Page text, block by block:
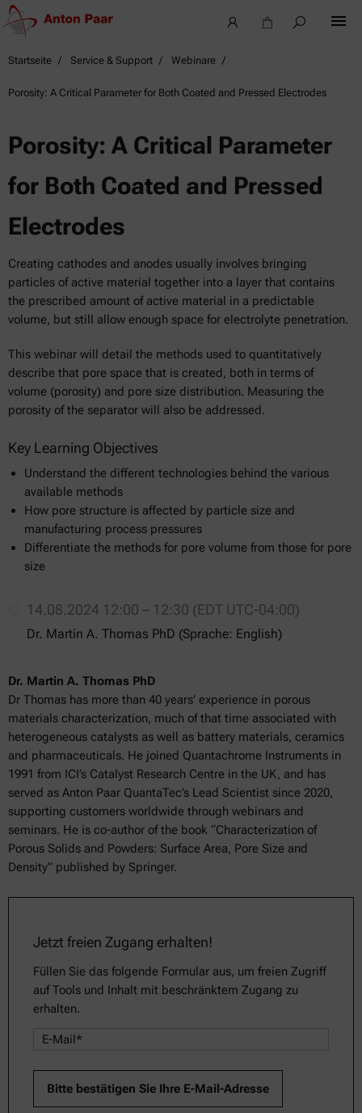
Startseite Service & Support Webinare
Porosity: A Critical Parameter for Both Coated and Pressed Electrodes
Porosity: A Critical Parameter
for Both Coated and Pressed
Electrodes
Creating cathodes and anodes usually involves bringing
particles of active material together into a layer that contains
the prescribed amount of active material in a predictable
volume, but still allow enough space for electrolyte penetration.
This webinar will detail the methods used to quantitatively
describe that pore space that is created, both in terms of
volume (porosity) and pore size distribution. Measuring the
porosity of the separator will also be addressed.
Key Learning Objectives
Understand the different technologies behind the various
available methods
How pore structure is affected by particle size and
manufacturing process pressures
Differentiate the methods for pore volume from those for pore
size
14.08.2024 12:00 – 12:30 (EDT UTC-04:00)
Dr. Martin A. Thomas PhD (Sprache: English)
Dr. Martin A. Thomas PhD
Dr Thomas has more than 40 years’ experience in porous
materials characterization, much of that time associated with
heterogeneous catalysts as well as battery materials, ceramics
and pharmaceuticals. He joined Quantachrome Instruments in
1991 from ICI’s Catalyst Research Centre in the UK, and has
served as Anton Paar QuantaTec’s Lead Scientist since 2020,
supporting customers worldwide through webinars and
seminars. He is co-author of the book “Characterization of
Porous Solids and Powders: Surface Area, Pore Size and
Density” published by Springer.
Jetzt freien Zugang erhalten!
Füllen Sie das folgende Formular aus, um freien Zugriff
auf Tools und Inhalt mit beschränktem Zugang zu
erhalten.